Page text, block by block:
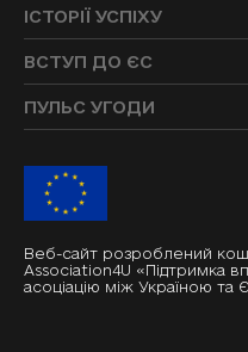
ІСТОРІЇ УСПІХУ
ВСТУП ДО ЄС
ПУЛЬС УГОДИ
Веб-сайт розроблений
Association4U «Підтримка
асоціацію між Україною та